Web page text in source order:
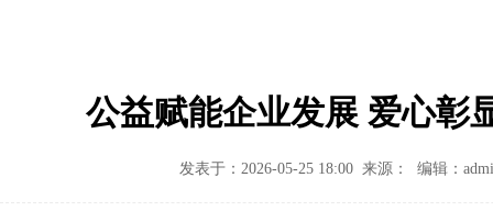
公益赋能企业发展 爱心彰
发表于：2026-05-25 18:00 来源： 编辑：